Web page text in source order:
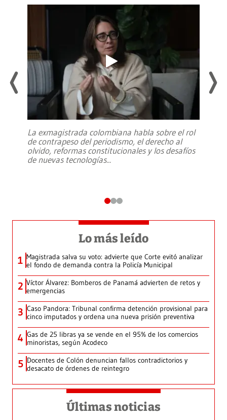
La exmagistrada colombiana habla sobre el rol
de contrapeso del periodismo, el derecho al
olvido, reformas constitucionales y los desafíos
de nuevas tecnologías...
Lo más leído
1 Magistrada salva su voto: advierte que Corte evitó analizar
el fondo de demanda contra la Policía Municipal
2 Víctor Álvarez: Bomberos de Panamá advierten de retos y
emergencias
3 Caso Pandora: Tribunal confirma detención provisional para
cinco imputados y ordena una nueva prisión preventiva
4 Gas de 25 libras ya se vende en el 95% de los comercios
minoristas, según Acodeco
5 Docentes de Colón denuncian fallos contradictorios y
desacato de órdenes de reintegro
Últimas noticias